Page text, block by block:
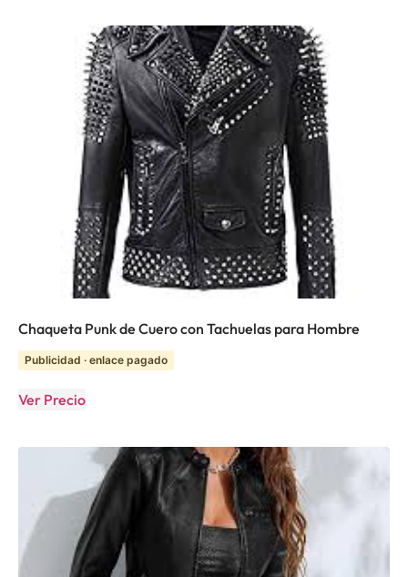
Chaqueta Punk de Cuero con Tachuelas para Hombre
Publicidad · enlace pagado
Ver Precio